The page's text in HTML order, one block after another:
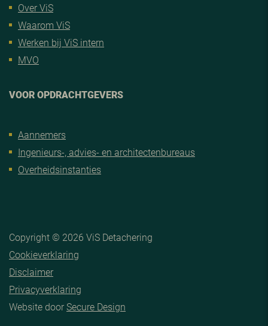
Over ViS
Waarom ViS
Werken bij ViS intern
MVO
VOOR OPDRACHTGEVERS
Aannemers
Ingenieurs-, advies- en architectenbureaus
Overheidsinstanties
Copyright © 2026 ViS Detachering
Cookieverklaring
Disclaimer
Privacyverklaring
Website door Secure Design